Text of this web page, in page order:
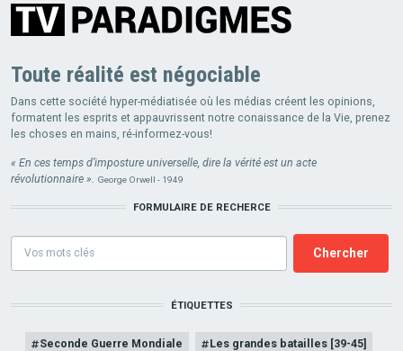
Toute réalité est négociable
Dans cette société hyper-médiatisée où les médias créent les opinions,
formatent les esprits et appauvrissent notre conaissance de la Vie, prenez
les choses en mains, ré-informez-vous!
« En ces temps d’imposture universelle, dire la vérité est un acte
révolutionnaire ».
George Orwell - 1949
FORMULAIRE DE RECHERCE
Formulaire
recherce
ÉTIQUETTES
Seconde Guerre Mondiale Les grandes batailles [39-45]